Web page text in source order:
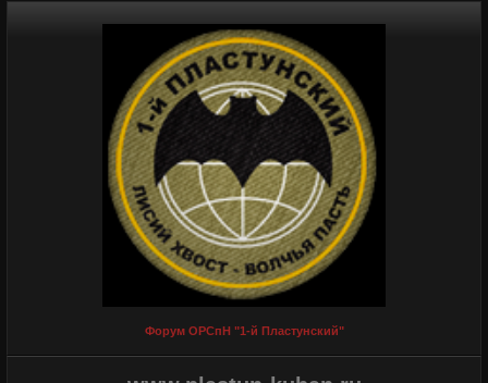
Форум ОРСпН "1-й Пластунский"